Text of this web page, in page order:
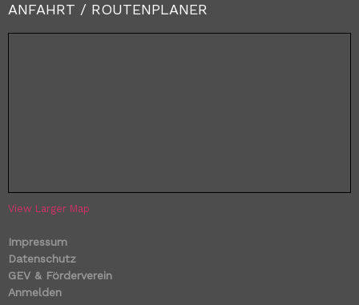
ANFAHRT / ROUTENPLANER
View Larger Map
Impressum
Datenschutz
GEV & Förderverein
Anmelden